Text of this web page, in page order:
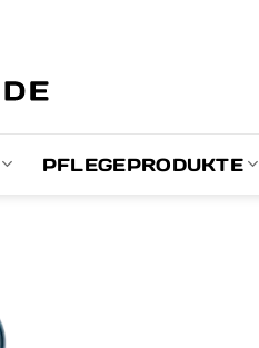
PFLEGEPRODUKTE